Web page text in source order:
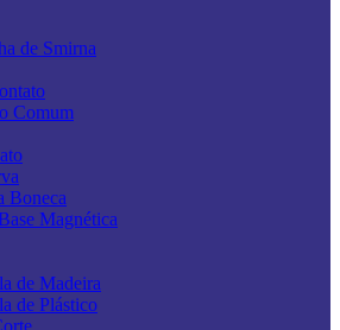
de Smirna
Comum
Boneca
Magnética
de Madeira
de Plástico